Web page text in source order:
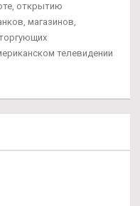
открытию
магазинов,
телевидении